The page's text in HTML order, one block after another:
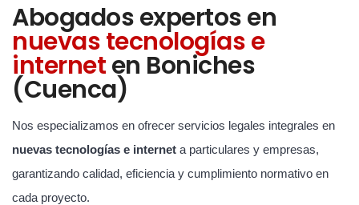
Abogados expertos en
nuevas tecnologías e
interneten Boniches
(Cuenca)
Nos especializamos en ofrecer servicios legales integrales en
nuevas tecnologías e internet a particulares y empresas,
garantizando calidad, eficiencia y cumplimiento normativo en
cada proyecto.